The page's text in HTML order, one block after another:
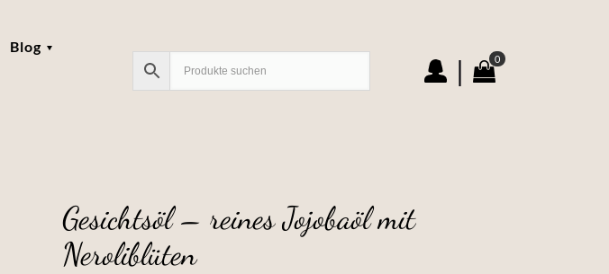
Blog
| 0
Gesichtsöl – reines Jojobaöl mit
Neroliblüten